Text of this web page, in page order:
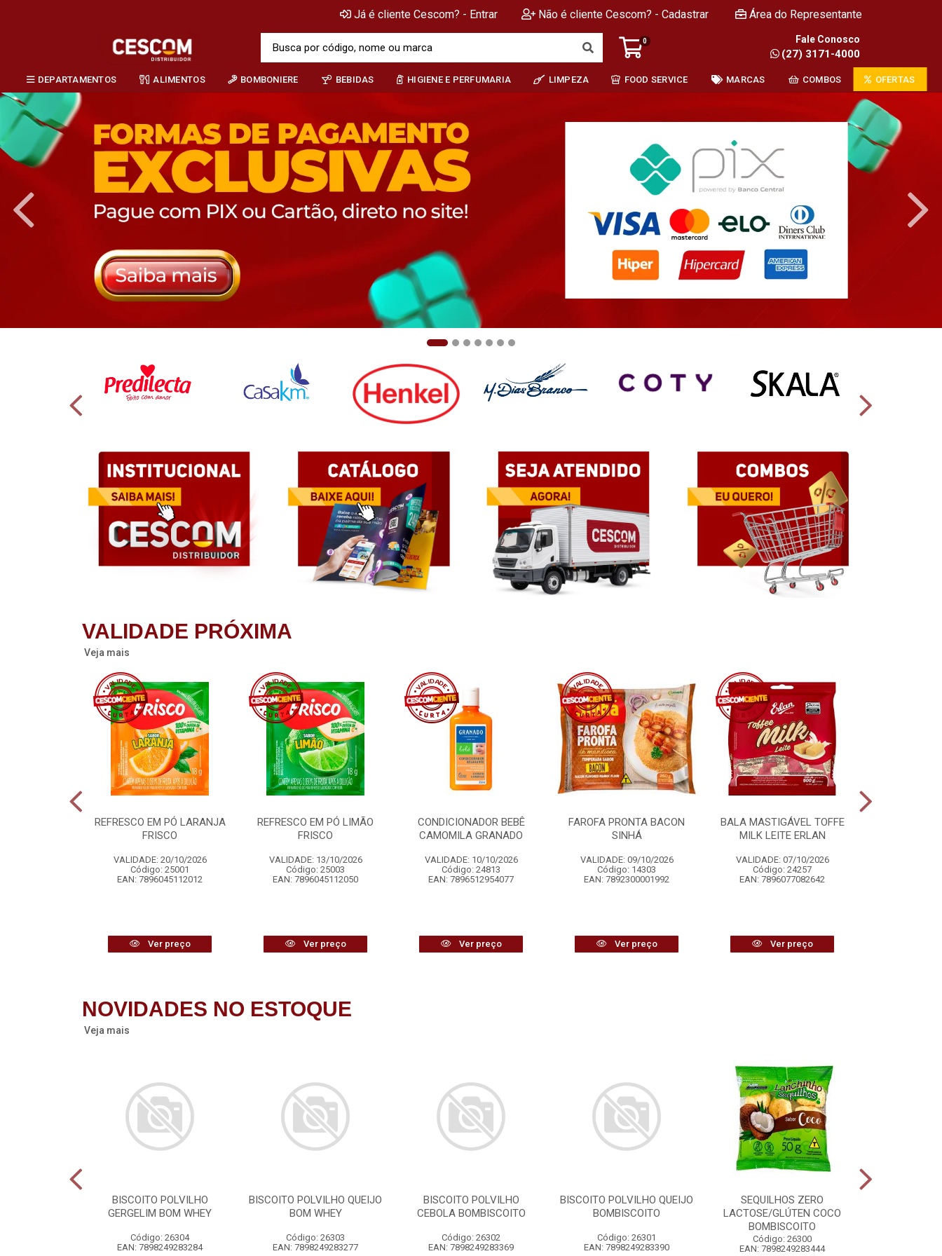
Já é cliente Cescom? - Entrar Não é cliente Cescom? - Cadastrar Área do Representante
0 Fale Conosco
(27) 3171-4000
DEPARTAMENTOS ALIMENTOS BOMBONIERE BEBIDAS HIGIENE E PERFUMARIA LIMPEZA FOOD SERVICE MARCAS COMBOS OFERTAS
VALIDADE PRÓXIMA
Veja mais
REFRESCO EM PÓ LARANJA
FRISCO
VALIDADE: 20/10/2026
Código: 25001
EAN: 7896045112012
Ver preço
REFRESCO EM PÓ LIMÃO
FRISCO
VALIDADE: 13/10/2026
Código: 25003
EAN: 7896045112050
Ver preço
CONDICIONADOR BEBÊ
CAMOMILA GRANADO
VALIDADE: 10/10/2026
Código: 24813
EAN: 7896512954077
Ver preço
FAROFA PRONTA BACON
SINHÁ
VALIDADE: 09/10/2026
Código: 14303
EAN: 7892300001992
Ver preço
BALA MASTIGÁVEL TOFFE
MILK LEITE ERLAN
VALIDADE: 07/10/2026
Código: 24257
EAN: 7896077082642
Ver preço
NOVIDADES NO ESTOQUE
Veja mais
BISCOITO POLVILHO
GERGELIM BOM WHEY
Código: 26304
EAN: 7898249283284
BISCOITO POLVILHO QUEIJO
BOM WHEY
Código: 26303
EAN: 7898249283277
BISCOITO POLVILHO
CEBOLA BOMBISCOITO
Código: 26302
EAN: 7898249283369
BISCOITO POLVILHO QUEIJO
BOMBISCOITO
Código: 26301
EAN: 7898249283390
SEQUILHOS ZERO
LACTOSE/GLÚTEN COCO
BOMBISCOITO
Código: 26300
EAN: 7898249283444